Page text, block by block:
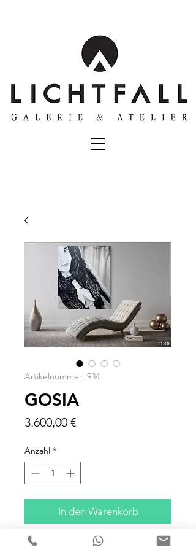
Artikelnummer: 934
GOSIA
3.600,00 €Preis
Anzahl *
In den Warenkorb
Auftragsarbeit im Format